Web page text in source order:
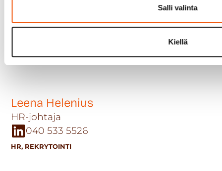
Salli valinta
Kiellä
Heli Syväoja
Leena Helenius
HR-johtaja
040 533 5526
HR, REKRYTOINTI